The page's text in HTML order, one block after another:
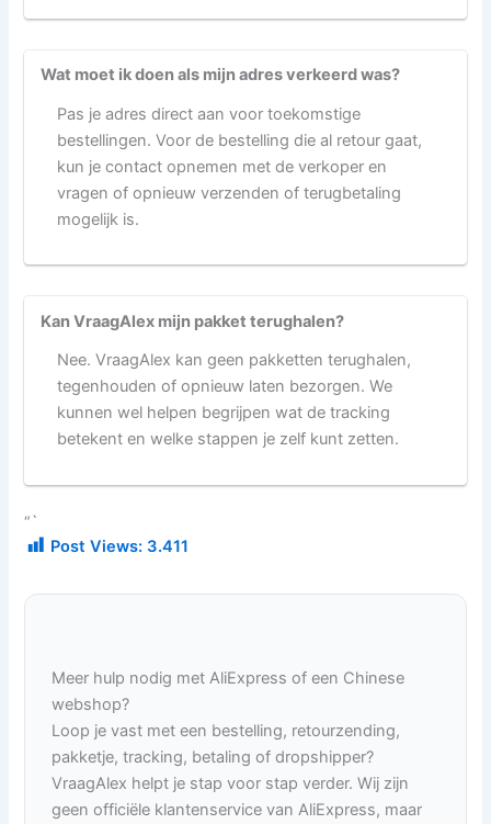
Wat moet ik doen als mijn adres verkeerd was?
Pas je adres direct aan voor toekomstige
bestellingen. Voor de bestelling die al retour gaat,
kun je contact opnemen met de verkoper en
vragen of opnieuw verzenden of terugbetaling
mogelijk is.
Kan VraagAlex mijn pakket terughalen?
Nee. VraagAlex kan geen pakketten terughalen,
tegenhouden of opnieuw laten bezorgen. We
kunnen wel helpen begrijpen wat de tracking
betekent en welke stappen je zelf kunt zetten.
“`
Post Views: 3.411
Meer hulp nodig met AliExpress of een Chinese
webshop?
Loop je vast met een bestelling, retourzending,
pakketje, tracking, betaling of dropshipper?
VraagAlex helpt je stap voor stap verder. Wij zijn
geen officiële klantenservice van AliExpress, maar